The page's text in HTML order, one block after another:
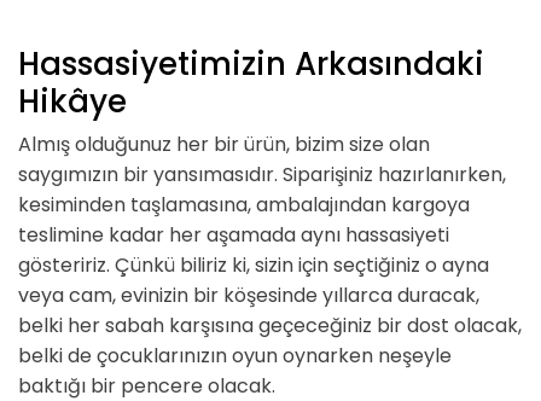
Hassasiyetimizin Arkasındaki
Hikâye
Almış olduğunuz her bir ürün, bizim size olan
saygımızın bir yansımasıdır. Siparişiniz hazırlanırken,
kesiminden taşlamasına, ambalajından kargoya
teslimine kadar her aşamada aynı hassasiyeti
gösteririz. Çünkü biliriz ki, sizin için seçtiğiniz o ayna
veya cam, evinizin bir köşesinde yıllarca duracak,
belki her sabah karşısına geçeceğiniz bir dost olacak,
belki de çocuklarınızın oyun oynarken neşeyle
baktığı bir pencere olacak.